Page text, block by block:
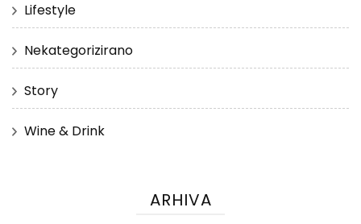
Lifestyle
Nekategorizirano
Story
Wine & Drink
ARHIVA